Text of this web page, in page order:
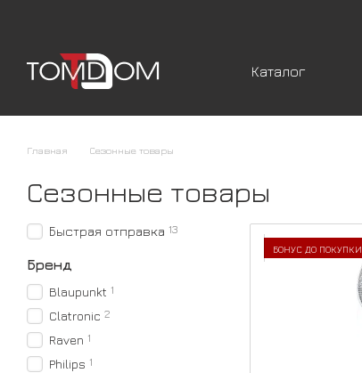
Каталог
Главная Сезонные товары
Сезонные товары
БОНУС ДО ПОКУПКИ
Быстрая отправка 13
Бренд
Blaupunkt 1
Clatronic 2
Raven 1
Philips 1